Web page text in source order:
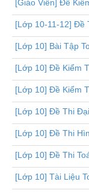
[Giáo Viên] Đề
[Lớp 10-11-12] Đề
[Lớp 10] Bài Tập
[Lớp 10] Đề Kiểm
[Lớp 10] Đề Kiểm
[Lớp 10] Đề Thi
[Lớp 10] Đề Thi
[Lớp 10] Đề Thi
[Lớp 10] Tài Liệu